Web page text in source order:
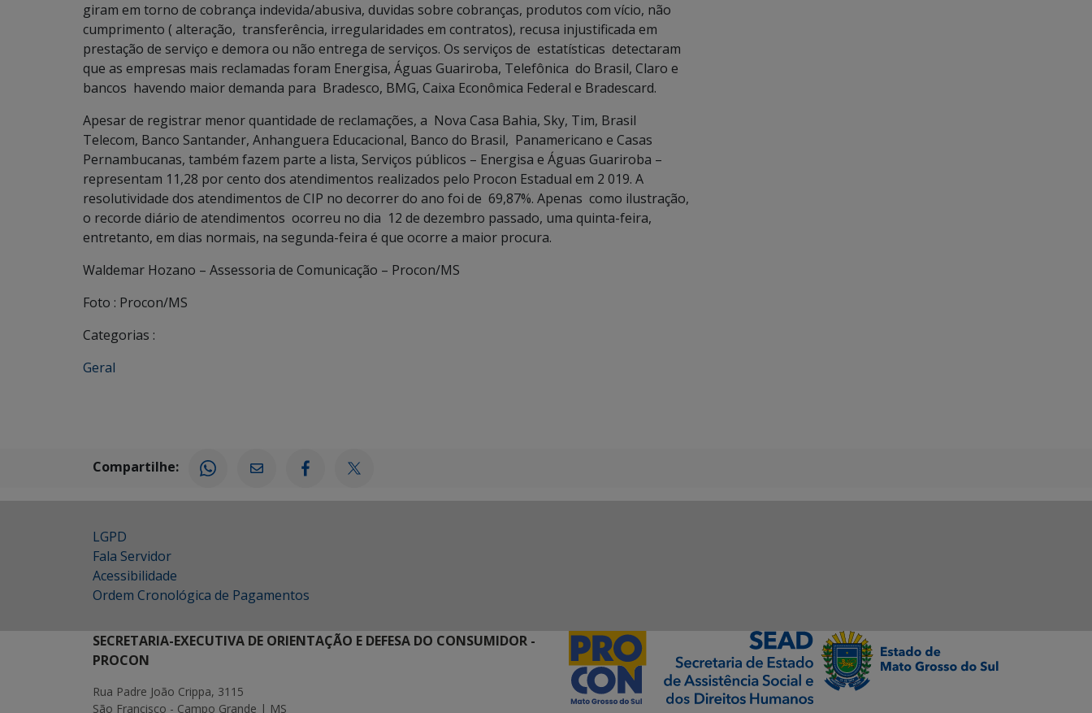
giram em torno de cobrança indevida/abusiva, duvidas sobre cobranças, produtos com vício, não
cumprimento ( alteração, transferência, irregularidades em contratos), recusa injustificada em
prestação de serviço e demora ou não entrega de serviços. Os serviços de estatísticas detectaram
que as empresas mais reclamadas foram Energisa, Águas Guariroba, Telefônica do Brasil, Claro e
bancos havendo maior demanda para Bradesco, BMG, Caixa Econômica Federal e Bradescard.
Apesar de registrar menor quantidade de reclamações, a Nova Casa Bahia, Sky, Tim, Brasil
Telecom, Banco Santander, Anhanguera Educacional, Banco do Brasil, Panamericano e Casas
Pernambucanas, também fazem parte a lista, Serviços públicos – Energisa e Águas Guariroba –
representam 11,28 por cento dos atendimentos realizados pelo Procon Estadual em 2 019. A
resolutividade dos atendimentos de CIP no decorrer do ano foi de 69,87%. Apenas como ilustração,
o recorde diário de atendimentos ocorreu no dia 12 de dezembro passado, uma quinta-feira,
entretanto, em dias normais, na segunda-feira é que ocorre a maior procura.
Waldemar Hozano – Assessoria de Comunicação – Procon/MS
Foto : Procon/MS
Categorias :
Geral
Compartilhe:
LGPD
Fala Servidor
Acessibilidade
Ordem Cronológica de Pagamentos
SECRETARIA-EXECUTIVA DE ORIENTAÇÃO E DEFESA DO CONSUMIDOR -
PROCON
Rua Padre João Crippa, 3115
São Francisco - Campo Grande | MS